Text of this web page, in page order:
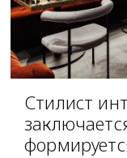
Стилист